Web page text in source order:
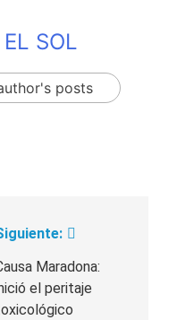
SOL
posts
Maradona:
el peritaje